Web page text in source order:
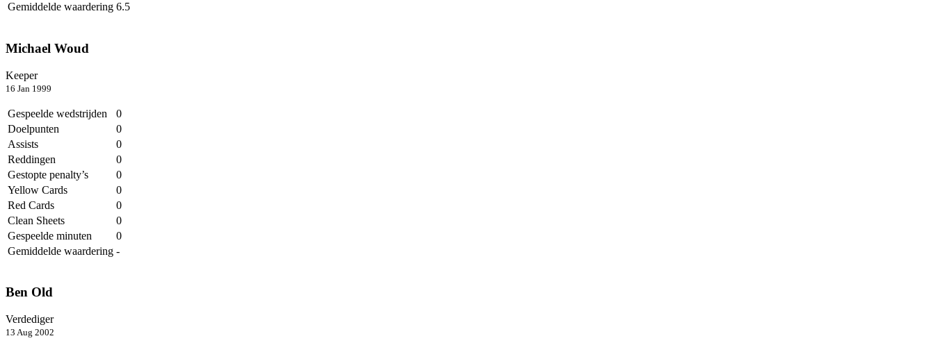
Gemiddelde waardering 6.5
Michael Woud
Keeper
16 Jan 1999
Gespeelde wedstrijden
0
Doelpunten
0
Assists
0
Reddingen
0
Gestopte penalty’s
0
Yellow Cards
0
Red Cards
0
Clean Sheets
0
Gespeelde minuten
0
Gemiddelde waardering -
Ben Old
Verdediger
13 Aug 2002